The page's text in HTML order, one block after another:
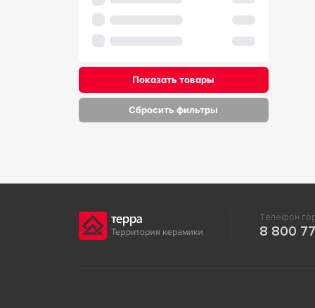
Показать товары
Сбросить фильтры
Телефон
8 800